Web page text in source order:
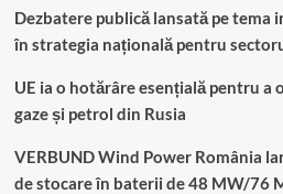
Dezbatere publică lansată pe
în strategia națională pentru
UE ia o hotărâre esențială pentru
gaze și petrol din Rusia
VERBUND Wind Power România
de stocare în baterii de 48 MW/76